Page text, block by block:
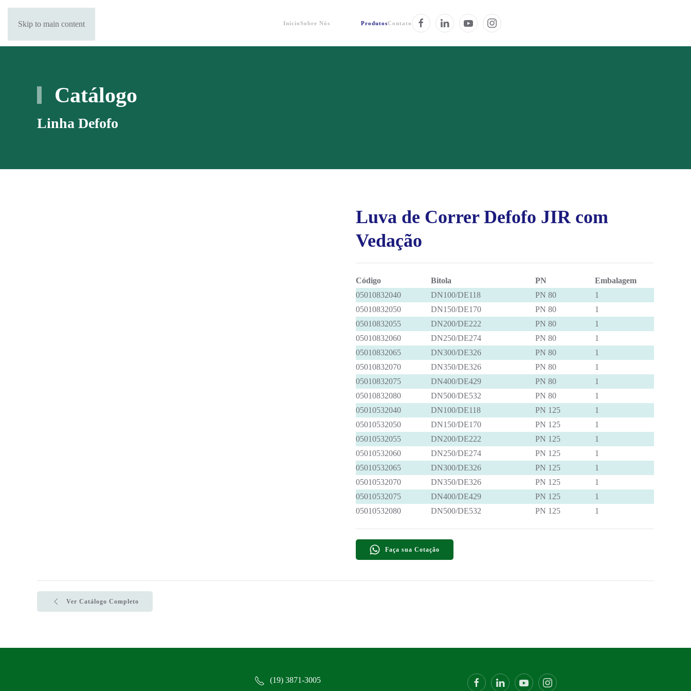
Skip to main content InícioSobre Nós ProdutosContato
Catálogo
Linha Defofo
Luva de Correr Defofo JIR com
Vedação
Código Bitola PN
Embalagem
05010832040
DN100/DE118 PN 80
1
05010832050
DN150/DE170 PN 80
1
05010832055
DN200/DE222 PN 80
1
05010832060
DN250/DE274 PN 80
1
05010832065
DN300/DE326 PN 80
1
05010832070
DN350/DE326 PN 80
1
05010832075
DN400/DE429 PN 80
1
05010832080
DN500/DE532 PN 80
1
05010532040
DN100/DE118 PN 125
1
05010532050
DN150/DE170 PN 125
1
05010532055
DN200/DE222 PN 125
1
05010532060
DN250/DE274 PN 125
1
05010532065
DN300/DE326 PN 125
1
05010532070
DN350/DE326 PN 125
1
05010532075
DN400/DE429 PN 125
1
05010532080
DN500/DE532 PN 125 1
Faça sua Cotação
Ver Catálogo Completo
(19) 3871-3005